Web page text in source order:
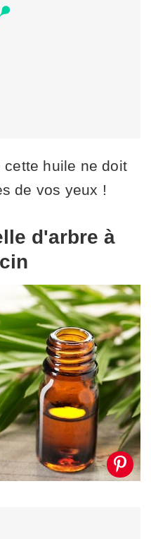
cette huile ne doit
de vos yeux !
d'arbre à